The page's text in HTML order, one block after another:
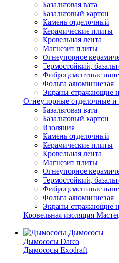
Базальтовая вата
Базальтовый картон
Камень отделочный
Керамические плиты
Кровельная лента
Магнезит плиты
Огнеупорное
Термостойкий,
Фиброцементные
Фольга алюминиевая
Экраны отражающие
Огнеупорные отделочные и
Базальтовая вата
Базальтовый картон
Изоляция
Камень отделочный
Керамические плиты
Кровельная лента
Магнезит плиты
Огнеупорное
Термостойкий,
Фиброцементные
Фольга алюминиевая
Экраны отражающие
Кровельная изоляция
Дымососы
Дымососы Darco
Дымососы Exodraft